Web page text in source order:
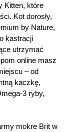
Kitten, które
Kot dorosły,
by Nature,
kastracji
utrzymać
online masz
– od
kaczkę,
3 ryby,
mokre Brit w